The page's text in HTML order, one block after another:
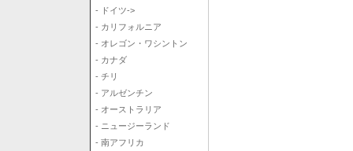
- ドイツ->
- カリフォルニア
- オレゴン・ワシントン
- カナダ
- チリ
- アルゼンチン
- オーストラリア
- ニュージーランド
- 南アフリカ